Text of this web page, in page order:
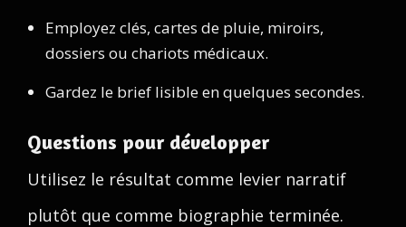
Employez clés, cartes de pluie, miroirs,
dossiers ou chariots médicaux.
Gardez le brief lisible en quelques secondes.
Questions pour développer
Utilisez le résultat comme levier narratif
plutôt que comme biographie terminée.